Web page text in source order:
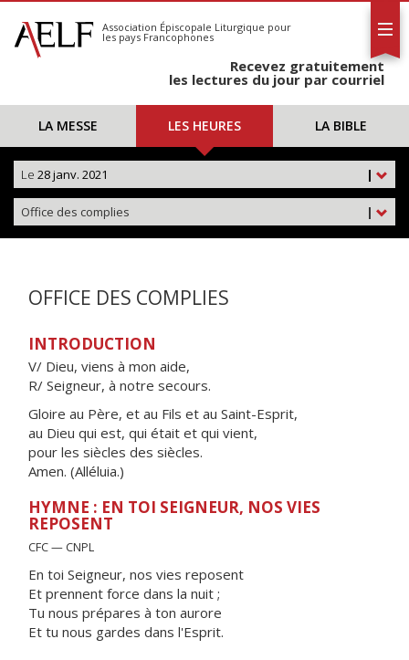
S'abonner
Calendrier
Association Épiscopale Liturgique pour
les pays Francophones
Recevez gratuitement
les lectures du jour par courriel
LA MESSE LES HEURES LA BIBLE
|
Le 28 janv. 2021
|
Office des complies
OFFICE DES COMPLIES
INTRODUCTION
V/ Dieu, viens à mon aide,
R/ Seigneur, à notre secours.
Gloire au Père, et au Fils et au Saint-Esprit,
au Dieu qui est, qui était et qui vient,
pour les siècles des siècles.
Amen. (Alléluia.)
HYMNE : EN TOI SEIGNEUR, NOS VIES
REPOSENT
CFC — CNPL
En toi Seigneur, nos vies reposent
Et prennent force dans la nuit ;
Tu nous prépares à ton aurore
Et tu nous gardes dans l'Esprit.